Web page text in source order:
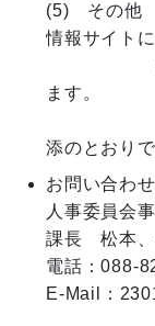
(5)　その他
情報サイトに
最終合
ます。
なお、
お問い合わせ
人事委員会
課長　松本
電話：088-
E-Mail：